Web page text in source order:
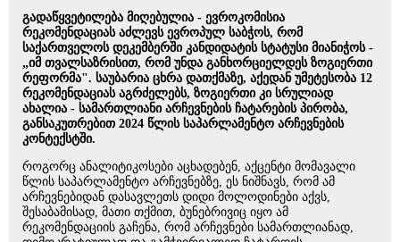
გადაწყვეტილება მიღებულია - ევროკომისია
რეკომენდაციას აძლევს ევროპულ საბჭოს, რომ
საქართველოს დეკემბერში კანდიდატის სტატუსი მიანიჭოს -
„იმ თვალსაზრისით, რომ უნდა განხორციელდეს ზოგიერთი
რეფორმა". საუბარია ცხრა დათქმაზე, აქედან უმეტესობა 12
რეკომენდაციას აგრძელებს, ზოგიერთი კი სრულიად
ახალია - სამართლიანი არჩევნების ჩატარების პირობა,
განსაკუთრებით 2024 წლის საპარლამენტო არჩევნების
კონტექსტში.
როგორც ანალიტიკოსები აცხადებენ, აქცენტი მომავალი
წლის საპარლამენტო არჩევნებზე, ეს ნიშნავს, რომ ამ
არჩევნებიდან დასავლეთს დიდი მოლოდინები აქვს,
შესაბამისად, მათი თქმით, ბუნებრივიც იყო ამ
რეკომენდაციის გაჩენა, რომ არჩევნები სამართლიანად,